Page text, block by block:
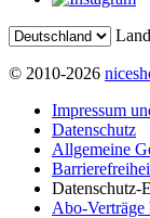
© 2010-2026
Impressum
Datenschutz
Allgemeine
Datenschutz-
Abo-Verträge